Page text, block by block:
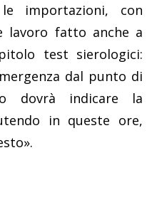
importazioni, con
lavoro fatto anche a
test sierologici:
dal punto di
dovrà indicare la
in queste ore,